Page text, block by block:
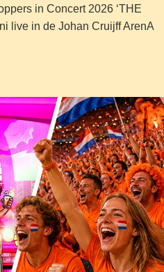
in Concert 2026 ‘THE
live in de Johan Cruijff ArenA